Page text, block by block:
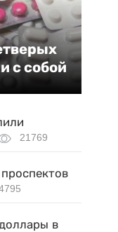
с собой
21769
в